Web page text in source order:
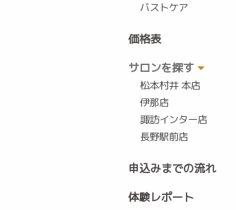
バストケア
価格表
サロンを探す
松本村井 本店
伊那店
諏訪インター店
長野駅前店
申込みまでの流れ
体験レポート